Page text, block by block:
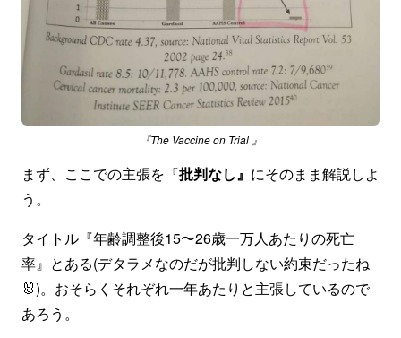
『The Vaccine on Trial 』
まず、ここでの主張を『批判なし』 にそのまま解説しよ
う。
タイトル『年齢調整後15〜26歳一万人あたりの死亡
率』とある(デタラメなのだが批判しない約束だったね
🐰)。おそらくそれぞれ一年あたりと主張しているので
あろう。